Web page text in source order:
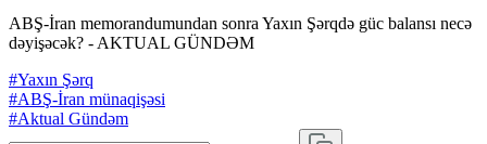
ABŞ-İran memorandumundan sonra Yaxın Şərqdə güc balansı necə
dəyişəcək? - AKTUAL GÜNDƏM
#Yaxın Şərq
#ABŞ-İran münaqişəsi
#Aktual Gündəm